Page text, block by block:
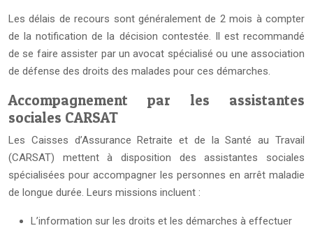
Les délais de recours sont généralement de 2 mois à compter
de la notification de la décision contestée. Il est recommandé
de se faire assister par un avocat spécialisé ou une association
de défense des droits des malades pour ces démarches.
Accompagnement par les assistantes
sociales CARSAT
Les Caisses d’Assurance Retraite et de la Santé au Travail
(CARSAT) mettent à disposition des assistantes sociales
spécialisées pour accompagner les personnes en arrêt maladie
de longue durée. Leurs missions incluent :
L’information sur les droits et les démarches à effectuer